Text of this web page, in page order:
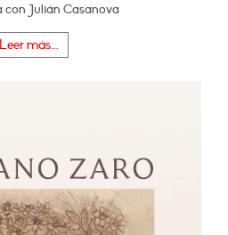
con Julián Casanova
Leer más...